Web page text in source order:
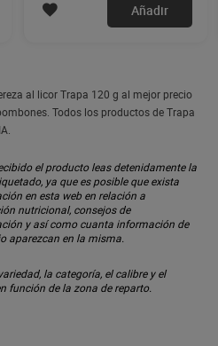
Añadir
al licor Trapa 120 g al mejor precio
Todos los productos de Trapa
el producto leas detenidamente la
ya que es posible que exista
en esta web en relación a
nutricional, consejos de
y así como cuanta información de
aparezcan en la misma.
la categoría, el calibre y el
función de la zona de reparto.